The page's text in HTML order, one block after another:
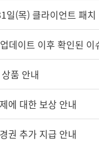
일(목) 클라이언트 패
데이트 이후 확인된 이
품 안내
에 대한 보상 안내
권 추가 지급 안내